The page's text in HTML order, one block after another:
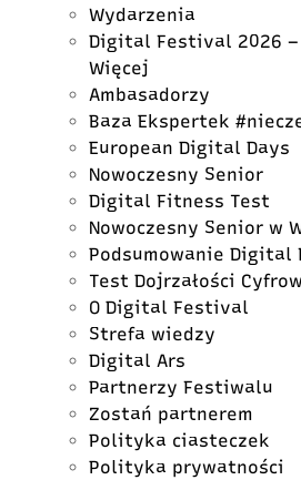
Wydarzenia
Digital Festival 2026 –
Więcej
Ambasadorzy
Baza Ekspertek
European Digital Days
Nowoczesny Senior
Digital Fitness Test
Nowoczesny Senior w
Podsumowanie Digital
Test Dojrzałości
O Digital Festival
Strefa wiedzy
Digital Ars
Partnerzy Festiwalu
Zostań partnerem
Polityka ciasteczek
Polityka prywatności